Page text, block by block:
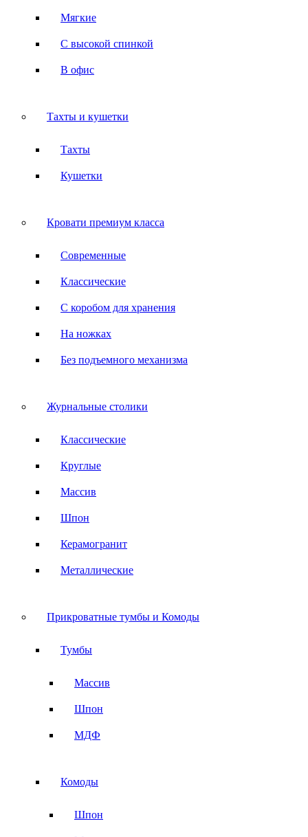
Мягкие
С высокой спинкой
В офис
Тахты и кушетки
Тахты
Кушетки
Кровати премиум класса
Современные
Классические
С коробом для хранения
На ножках
Без подъемного механизма
Журнальные столики
Классические
Круглые
Массив
Шпон
Керамогранит
Металлические
Прикроватные тумбы и Комоды
Тумбы
Массив
Шпон
МДФ
Комоды
Шпон